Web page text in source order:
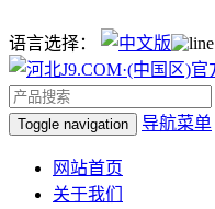
语言选择：
Toggle navigation 导航菜单
网站首页
关于我们